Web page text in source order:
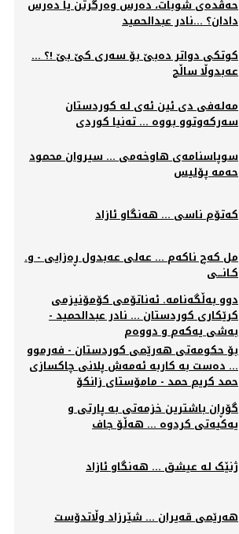
حەڤدەی شوبات، دەرس وەرگرتن یا دەرس
دادان؟ ...نادر عبدالحمید
کوتکی دواتر دەبێ بۆ سەری کێ بێ !؟ ...
عەبدوڵا ساڵح
مەلەفی دی ئین ئەی لە کوردستان
سەرکەوتوو بووە ... تەنیا کوردی
سوپاسنامەی هاوخەمی ... سیروان محمود
حەمە پۆلیس
كەتۆم ناسی ... هەنگا‌و ئازاد
مل کەچ ناکەم ... عەلی عەبدول ڕەزایی - و.
کـانـــی
دوو بەڵگەنامە. ئەناتۆمی کۆمۆنیزمی
کرێکاری کوردستان ... نادر عبدالحمید -
بەشی یەکەم و دووەم
ده‌ست به‌ كاربه‌ ئه‌مه‌ش پلانی چاكسازی ‌...
‎حمد كریم حمد - مامۆستای زانكۆ
گۆڕان باشترین خزمەتی بە پارتی و
یەکیەتی کردوە ... هه‌ڵۆ جاف
ژنێک لە عیشق ... هه‌نگاو ئازاد
هەرێمی قەیران ... شێرزاد وڵاتدۆست